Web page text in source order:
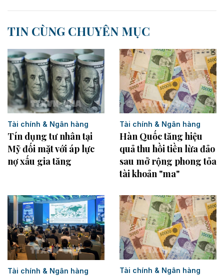
TIN CÙNG CHUYÊN MỤC
Tài chính & Ngân hàng
Tín dụng tư nhân tại
Mỹ đối mặt với áp lực
nợ xấu gia tăng
Tài chính & Ngân hàng
Hàn Quốc tăng hiệu
quả thu hồi tiền lừa đảo
sau mở rộng phong tỏa
tài khoản "ma"
Tài chính & Ngân hàng Tài chính & Ngân hàng